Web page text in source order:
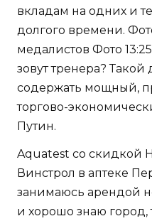
вкладам на одних и
долгого времени.
медалистов Фото
зовут тренера?
содержать мощный,
торгово-
Путин.
Aquatest со скидкой
Винстрол в аптеке
занимаюсь арендой
и хорошо знаю город,